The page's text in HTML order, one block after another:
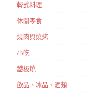
韓式料理
休閒零食
燒肉與燒烤
小吃
鐵板燒
飲品、冰品、酒類